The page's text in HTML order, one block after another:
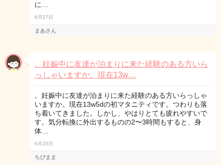
に…
6月27日
まあさん
。妊娠中に友達が泊まりに来た経験のある方いら
っしゃいますか。現在13w…
。妊娠中に友達が泊まりに来た経験のある方いらっしゃ
いますか。現在13w5dの初マタニティです。つわりも落
ち着いてきました。しかし、やはりとても疲れやすいで
す。気分転換に外出するものの2〜3時間もすると、身
体…
6月25日
ちびまま